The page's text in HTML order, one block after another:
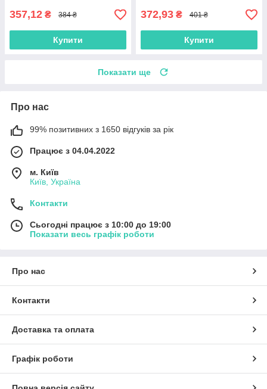
357,12 ₴ 384 ₴
Купити
372,93 ₴ 401 ₴
Купити
Показати ще
Про нас
99% позитивних з 1650 відгуків за рік
Працює з 04.04.2022
м. Київ
Київ, Україна
Контакти
Сьогодні працює з 10:00 до 19:00
Показати весь графік роботи
Про нас
Контакти
Доставка та оплата
Графік роботи